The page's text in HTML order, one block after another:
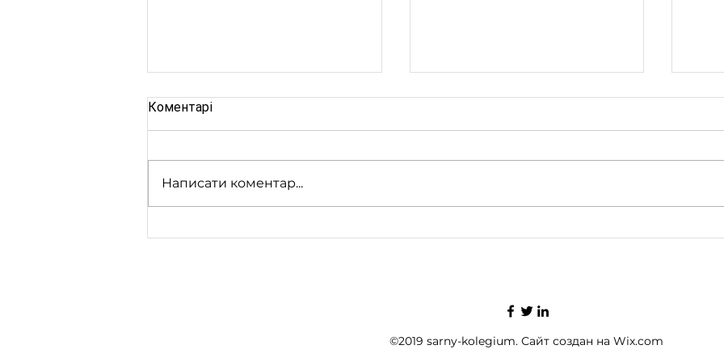
Як вона обертається.
Коментарі
Написати коментар...
©2019 sarny-kolegium. Сайт создан на Wix.com